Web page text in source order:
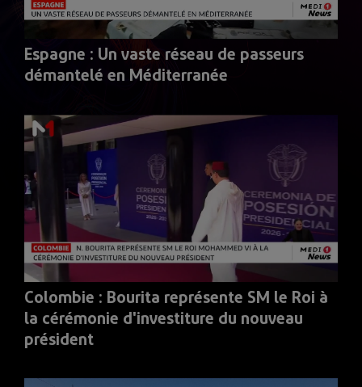
Espagne : Un vaste réseau de passeurs
démantelé en Méditerranée
Colombie : Bourita représente SM le Roi à
la cérémonie d'investiture du nouveau
président